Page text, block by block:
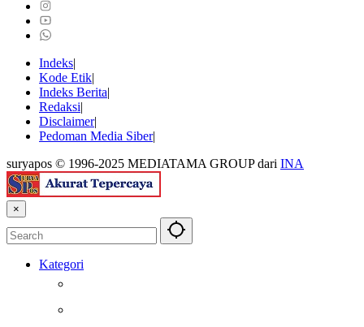
Indeks
Kode Etik
Indeks Berita
Redaksi
Disclaimer
Pedoman Media Siber
suryapos © 1996-2025 MEDIATAMA GROUP dari INA
×
Kategori